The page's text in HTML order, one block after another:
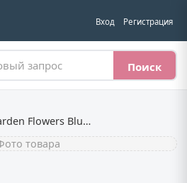
Вход Регистрация
Поиск
Чай зеленый TEATALE Garden Flowers Blue с мятой, листовой
товара